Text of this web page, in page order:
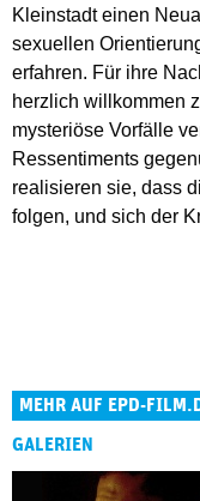
Kleinstadt einen
sexuellen
erfahren. Für ihre
herzlich willkommen
mysteriöse Vorfälle
Ressentiments
realisieren sie, dass
folgen, und sich der
MEHR AUF EPD-
GALERIEN